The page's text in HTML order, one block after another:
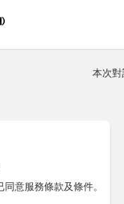
本次
意服務條款及條件。